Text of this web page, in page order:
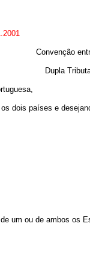
Convenção
Dupla
países e
ou de ambos os